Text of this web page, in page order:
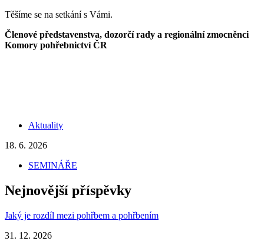
Těšíme se na setkání s Vámi.
Členové představenstva, dozorčí rady a regionální zmocněnci
Komory pohřebnictví ČR
Aktuality
18. 6. 2026
SEMINÁŘE
Nejnovější příspěvky
Jaký je rozdíl mezi pohřbem a pohřbením
31. 12. 2026